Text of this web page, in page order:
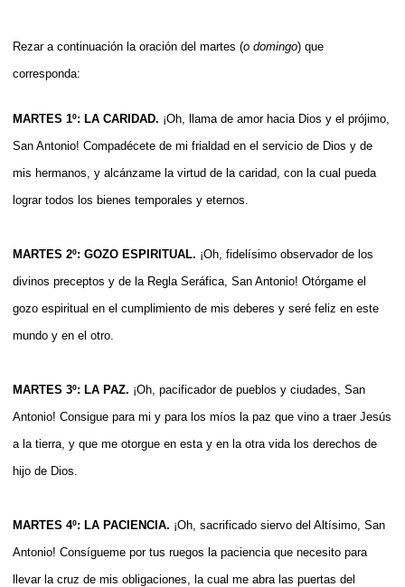
Rezar a continuación la oración del martes (o domingo) que
corresponda:
MARTES 1º: LA CARIDAD. ¡Oh, llama de amor hacia Dios y el prójimo,
San Antonio! Compadécete de mi frialdad en el servicio de Dios y de
mis hermanos, y alcánzame la virtud de la caridad, con la cual pueda
lograr todos los bienes temporales y eternos.
MARTES 2º: GOZO ESPIRITUAL. ¡Oh, fidelísimo observador de los
divinos preceptos y de la Regla Seráfica, San Antonio! Otórgame el
gozo espiritual en el cumplimiento de mis deberes y seré feliz en este
mundo y en el otro.
MARTES 3º: LA PAZ. ¡Oh, pacificador de pueblos y ciudades, San
Antonio! Consigue para mi y para los míos la paz que vino a traer Jesús
a la tierra, y que me otorgue en esta y en la otra vida los derechos de
hijo de Dios.
MARTES 4º: LA PACIENCIA. ¡Oh, sacrificado siervo del Altísimo, San
Antonio! Consígueme por tus ruegos la paciencia que necesito para
llevar la cruz de mis obligaciones, la cual me abra las puertas del